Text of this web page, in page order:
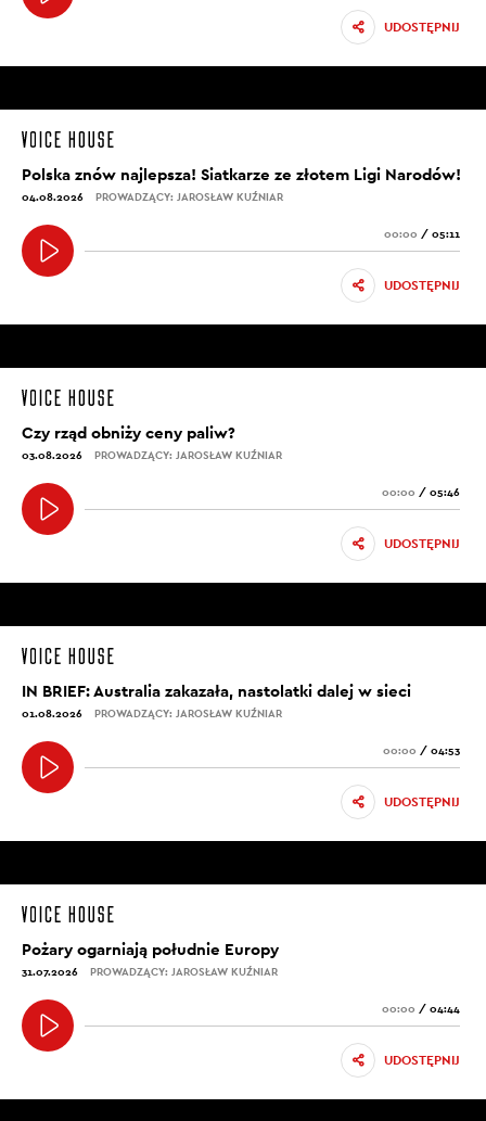
UDOSTĘPNIJ
Polska znów najlepsza! Siatkarze ze złotem Ligi Narodów!
04.08.2026 PROWADZĄCY: JAROSŁAW KUŹNIAR
00:00 / 05:11
UDOSTĘPNIJ
Czy rząd obniży ceny paliw?
03.08.2026 PROWADZĄCY: JAROSŁAW KUŹNIAR
00:00 / 05:46
UDOSTĘPNIJ
IN BRIEF: Australia zakazała, nastolatki dalej w sieci
01.08.2026 PROWADZĄCY: JAROSŁAW KUŹNIAR
00:00 / 04:53
UDOSTĘPNIJ
Pożary ogarniają południe Europy
31.07.2026 PROWADZĄCY: JAROSŁAW KUŹNIAR
00:00 / 04:44
UDOSTĘPNIJ